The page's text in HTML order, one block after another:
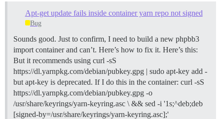
Emplacement de l'échec : /usr/local/lib/ruby/gems/
exec a échoué avec les paramètres
** ÉCHEC DU BOOTSTRAP ** veuillez faire défiler
./discourse-doctor peut aider à diagnostiquer le
Apt-get update fails inside container yarn repo not signed
Bug
Sounds good. Just to confirm, I need to build a new phpbb3
import container and can’t. Here’s how to fix it. Here’s this:
But it recommends using curl -sS
https://dl.yarnpkg.com/debian/pubkey.gpg | sudo apt-key add -
but apt-key is deprecated. If I do this in the container: curl -sS
https://dl.yarnpkg.com/debian/pubkey.gpg -o
/usr/share/keyrings/yarn-keyring.asc \ && sed -i '1s;^deb;deb
[signed-by=/usr/share/keyrings/yarn-keyring.asc];'